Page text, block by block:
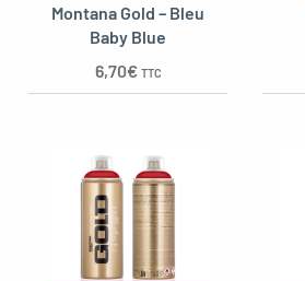
Montana Gold – Bleu
Baby Blue
6,70€ TTC